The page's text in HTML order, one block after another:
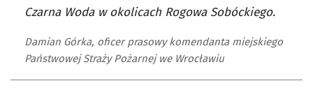
Czarna Woda w okolicach Rogowa Sobóckiego.
Damian Górka, oficer prasowy komendanta miejskiego
Państwowej Straży Pożarnej we Wrocławiu